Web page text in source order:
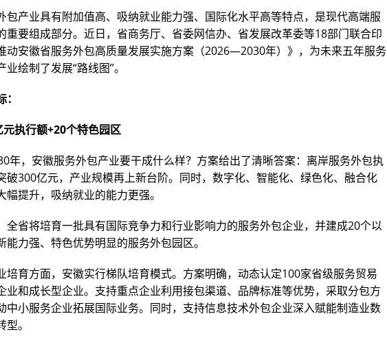
包产业具有附加值高、吸纳就业能力强、国际化水平高等特点，是现代高端服
重要组成部分。近日，省商务厅、省委网信办、省发展改革委等18部门联合印
动安徽省服务外包高质量发展实施方案（2026—2030年）》，为未来五年服务
业绘制了发展“路线图”。
元执行额+20个特色园区
年，安徽服务外包产业要干成什么样？方案给出了清晰答案：离岸服务外包执
破300亿元，产业规模再上新台阶。同时，数字化、智能化、绿色化、融合化
幅提升，吸纳就业的能力更强。
全省将培育一批具有国际竞争力和行业影响力的服务外包企业，并建成20个以
能力强、特色优势明显的服务外包园区。
培育方面，安徽实行梯队培育模式。方案明确，动态认定100家省级服务贸易
业和成长型企业。支持重点企业利用接包渠道、品牌标准等优势，采取分包方
中小服务企业拓展国际业务。同时，支持信息技术外包企业深入赋能制造业数
型。